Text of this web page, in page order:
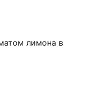
лимона в